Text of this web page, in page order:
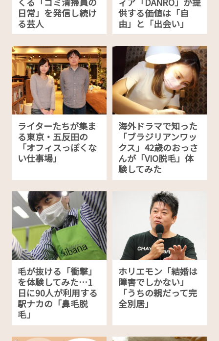
日常」を発信し続け
る芸人
供する価値は「自
由」と「出会い」
ライターたちが集ま
る東京・五反田の
「オフィスっぽくな
い仕事場」
海外ドラマで知った
「ブラジリアンワッ
クス」42歳のおっさ
んが「VIO脱毛」体
験してみた
毛が抜ける「衝撃」
を体験してみた…1
日に90人が利用する
駅ナカの「鼻毛脱
毛」
ホリエモン「結婚は
障害でしかない」
「うちの親だって完
全別居」